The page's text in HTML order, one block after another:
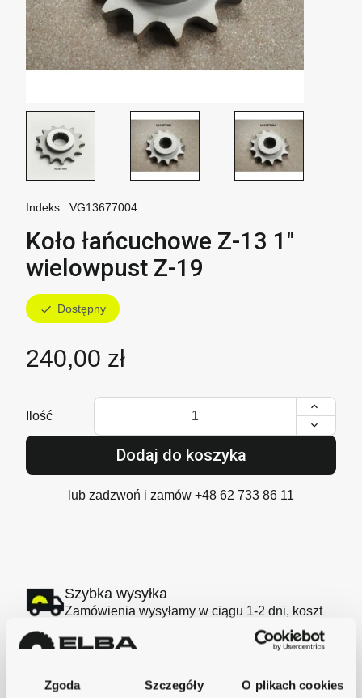
Zgoda Szczegóły O plikach cookies
Indeks : VG13677004
Koło łańcuchowe Z-13 1"
wielowpust Z-19
check Dostępny
240,00 zł
Ilość
Dodaj do koszyka
lub zadzwoń i zamów +48 62 733 86 11
Szybka wysyłka
Zamówienia wysyłamy w ciągu 1-2 dni, koszt
operator płatności online w Polsce.